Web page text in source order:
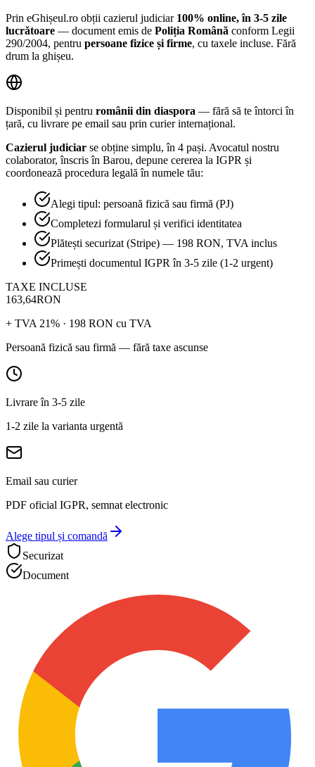
Prin eGhișeul.ro obții cazierul judiciar 100% online, în 3-5 zile
lucrătoare — document emis de Poliția Română conform Legii
290/2004, pentru persoane fizice și firme, cu taxele incluse. Fără
drum la ghișeu.
Disponibil și pentru românii din diaspora — fără să te întorci în
țară, cu livrare pe email sau prin curier internațional.
Cazierul judiciar se obține simplu, în 4 pași. Avocatul nostru
colaborator, înscris în Barou, depune cererea la IGPR și
coordonează procedura legală în numele tău:
Alegi tipul: persoană fizică sau firmă (PJ)
Completezi formularul și verifici identitatea
Plătești securizat (Stripe) — 198 RON, TVA inclus
Primești documentul IGPR în 3-5 zile (1-2 urgent)
TAXE INCLUSE
163,64RON
+ TVA 21% · 198 RON cu TVA
Persoană fizică sau firmă — fără taxe ascunse
Livrare în 3-5 zile
1-2 zile la varianta urgentă
Email sau curier
PDF oficial IGPR, semnat electronic
Alege tipul și comandă
Securizat
Document